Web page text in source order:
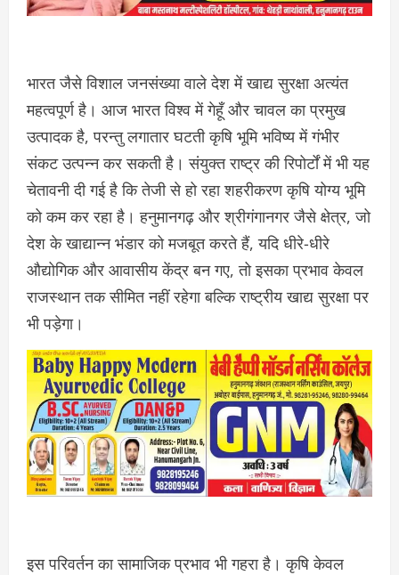
भारत जैसे विशाल जनसंख्या वाले देश में खाद्य सुरक्षा अत्यंत
महत्वपूर्ण है। आज भारत विश्व में गेहूँ और चावल का प्रमुख
उत्पादक है, परन्तु लगातार घटती कृषि भूमि भविष्य में गंभीर
संकट उत्पन्न कर सकती है। संयुक्त राष्ट्र की रिपोर्टों में भी यह
चेतावनी दी गई है कि तेजी से हो रहा शहरीकरण कृषि योग्य भूमि
को कम कर रहा है। हनुमानगढ़ और श्रीगंगानगर जैसे क्षेत्र, जो
देश के खाद्यान्न भंडार को मजबूत करते हैं, यदि धीरे-धीरे
औद्योगिक और आवासीय केंद्र बन गए, तो इसका प्रभाव केवल
राजस्थान तक सीमित नहीं रहेगा बल्कि राष्ट्रीय खाद्य सुरक्षा पर
भी पड़ेगा।
इस परिवर्तन का सामाजिक प्रभाव भी गहरा है। कृषि केवल